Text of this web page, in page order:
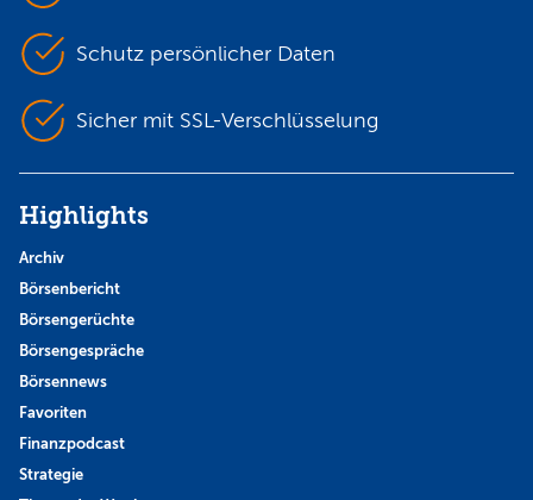
Schutz persönlicher Daten
Sicher mit SSL-Verschlüsselung
Highlights
Archiv
Börsenbericht
Börsengerüchte
Börsengespräche
Börsennews
Favoriten
Finanzpodcast
Strategie